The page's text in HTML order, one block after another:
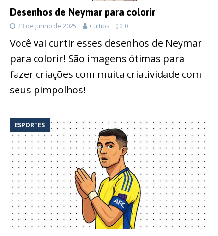
Desenhos de Neymar para colorir
23 de junho de 2025 Cultips 0
Você vai curtir esses desenhos de Neymar
para colorir! São imagens ótimas para
fazer criações com muita criatividade com
seus pimpolhos!
ESPORTES